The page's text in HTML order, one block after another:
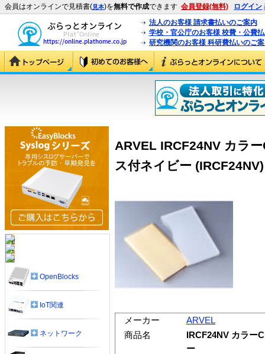
会員はオンラインで見積書(見本)を無料で作成できます 会員登録(無料) ログイン
法人のお客様 請求書払いのご案内
学校・官公庁のお客様 校費・公費
研究機関のお客様 科研費払いのご
ARVEL IRCF24NV カラ
ス付ネイビー (IRCF24NV)
メーカー
ARVEL
商品名
IRCF24NV カラー
ー
OpenBlocks
IoT関連
ネットワーク